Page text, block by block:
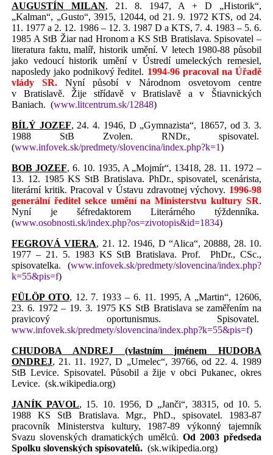
AUGUSTÍN MILAN, 21. 8. 1947, A + D „Historik“,
„Kalman“, „Gusto“, 3915, 12044, od 21. 9. 1972 KTS, od 24.
11. 1977 a 2. 12. 1986 – 12. 3. 1987 D a KTS, 7. 4. 1983 – 5. 6.
1985 A StB Žiar nad Hronom a KS StB Bratislava. Spisovatel –
literatura faktu, malíř, historik umění. V letech 1980-88 působil
jako vedoucí historik umění v Ústredí umeleckých remesiel,
naposledy jako podnikový ředitel. 1994-96 pracoval na Úřadě
vlády
SR. Nyní působí v Národnom osvetovom centre
v Bratislavě. Žije střídavě v Bratislavě a v Štiavnických
Baniach. (www.litcentrum.sk/12848)
BÍLÝ JOZEF, 24. 4. 1946, D „Gymnazista“, 18657, od 3. 3.
1988 StB Zvolen. RNDr., spisovatel.
(www.infovek.sk/predmety/slovencina/index.php?k=1)
BOB JOZEF, 6. 10. 1935, A „Mojmír“, 13418, 28. 11. 1972 –
13. 12. 1985 KS StB Bratislava. PhDr., spisovatel, scenárista,
literární kritik. Pracoval v Ústavu zdravotnej výchovy. 1996-98
generální ředitel sekce umění na Ministerstvu kultury SR.
Nyní je šéfredaktorem Literárného týždenníka.
(www.osobnosti.sk/index.php?os=zivotopis&id=1834)
FEGROVÁ VIERA, 21. 12. 1946, D “Alica“, 20888, 28. 10.
1977 – 21. 5. 1983 KS StB Bratislava. Prof.
PhDr., CSc.,
spisovatelka.
(www.infovek.sk/predmety/slovencina/index.php?
k=55&pis=f)
FÜLÖP OTO, 12. 7. 1933 – 6. 11. 1995, A „Martin“, 12606,
23. 6. 1972 – 19. 3. 1975 KS StB Bratislava se zaměřením na
pravicový oportunismus. Spisovatel.
www.infovek.sk/predmety/slovencina/index.php?k=55&pis=f)
CHUDOBA ANDREJ (vlastním jménem HUDOBA
ONDREJ, 21. 11. 1927, D „Umelec“, 39766, od 22. 4. 1989
StB Levice. Spisovatel. Působil a žije v obci Pukanec, okres
Levice. (sk.wikipedia.org)
JANÍK PAVOL, 15. 10. 1956, D „Janči“, 38315, od 10. 5.
1988 KS StB Bratislava. Mgr., PhD., spisovatel. 1983-87
pracovník Ministerstva kultury, 1987-89 výkonný tajemník
Svazu slovenských dramatických umělců. Od 2003 předseda
Spolku slovenských spisovatelů. (sk.wikipedia.org)